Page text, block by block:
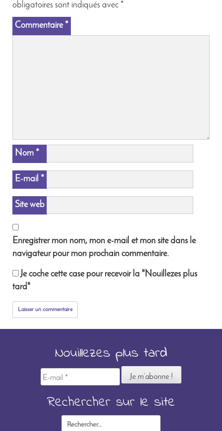
obligatoires sont indiqués avec *
Commentaire *
Nom *
E-mail *
Site web
Enregistrer mon nom, mon e-mail et mon site dans le
navigateur pour mon prochain commentaire.
Je coche cette case pour recevoir la "Nouillezes plus
tard"
Nouillezes plus tard
E-
mail
Rechercher sur le site